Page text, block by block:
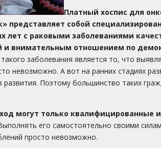
Платный хоспис для
представляет собой
лет с раковыми заболеваниями
и внимательным отношением по
заболевания является то, что
невозможно. А вот на ранних стадиях
развития. Поэтому большинство таких
могут только квалифицированные
его самостоятельно своими
просто невозможно.